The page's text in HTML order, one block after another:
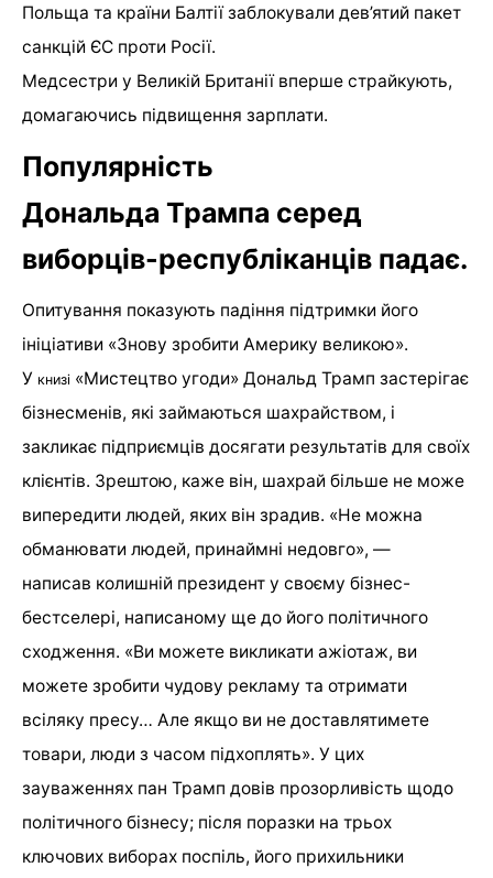
Польща та країни Балтії заблокували дев’ятий пакет
санкцій ЄС проти Росії.
Медсестри у Великій Британії вперше страйкують,
домагаючись підвищення зарплати.
Популярність
Дональда Трампа серед
виборців-республіканців падає.
Опитування показують падіння підтримки його
ініціативи «Знову зробити Америку великою».
У книзі «Мистецтво угоди» Дональд Трамп застерігає
бізнесменів, які займаються шахрайством, і
закликає підприємців досягати результатів для своїх
клієнтів. Зрештою, каже він, шахрай більше не може
випередити людей, яких він зрадив. «Не можна
обманювати людей, принаймні недовго», —
написав колишній президент у своєму бізнес-
бестселері, написаному ще до його політичного
сходження. «Ви можете викликати ажіотаж, ви
можете зробити чудову рекламу та отримати
всіляку пресу… Але якщо ви не доставлятимете
товари, люди з часом підхоплять». У цих
зауваженнях пан Трамп довів прозорливість щодо
політичного бізнесу; після поразки на трьох
ключових виборах поспіль, його прихильники